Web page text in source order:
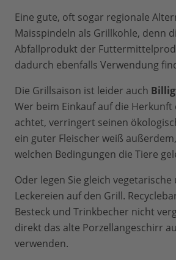
Eine gute, oft sogar regionale
Maisspindeln als Grillkohle, denn
Abfallprodukt der
dadurch ebenfalls Verwendung
Die Grillsaison ist leider auch
Wer beim Einkauf auf die Herkunft
achtet, verringert seinen
ein guter Fleischer weiß
welchen Bedingungen die Tiere
Oder legen Sie gleich vegetarische
Leckereien auf den Grill.
Besteck und Trinkbecher nicht
direkt das alte Porzellangeschirr
verwenden.